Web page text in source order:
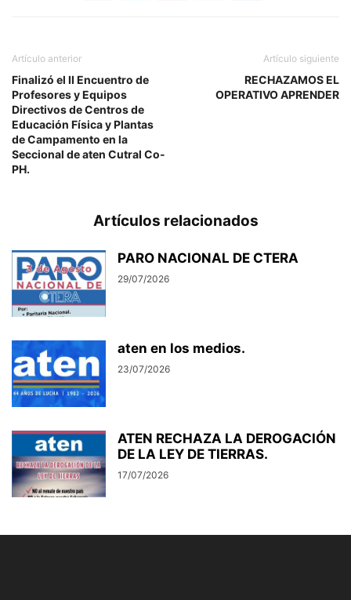
Artículo anterior
Finalizó el II Encuentro de
Profesores y Equipos
Directivos de Centros de
Educación Física y Plantas
de Campamento en la
Seccional de aten Cutral Co-
PH.
Artículo siguiente
RECHAZAMOS EL
OPERATIVO APRENDER
Artículos relacionados
PARO NACIONAL DE CTERA
29/07/2026
aten en los medios.
23/07/2026
ATEN RECHAZA LA DEROGACIÓN
DE LA LEY DE TIERRAS.
17/07/2026